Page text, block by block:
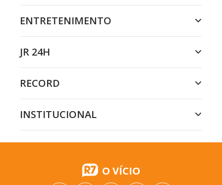
ENTRETENIMENTO
JR 24H
RECORD
INSTITUCIONAL
O VÍCIO